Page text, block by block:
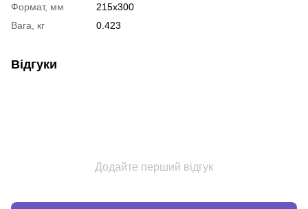
Формат, мм
215х300
Вага, кг
0.423
Відгуки
Додайте перший відгук